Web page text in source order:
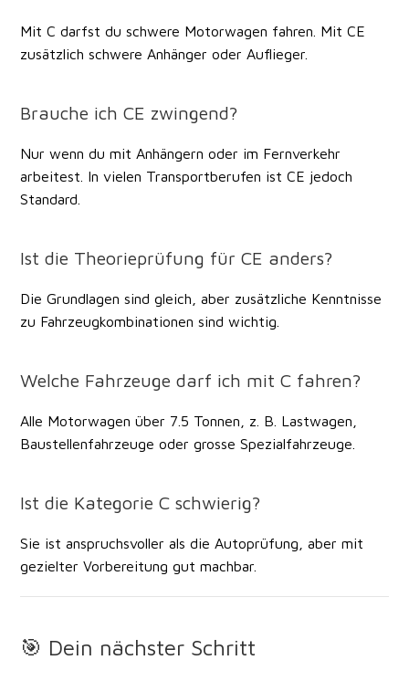
Mit C darfst du schwere Motorwagen fahren. Mit CE
zusätzlich schwere Anhänger oder Auflieger.
Brauche ich CE zwingend?
Nur wenn du mit Anhängern oder im Fernverkehr
arbeitest. In vielen Transportberufen ist CE jedoch
Standard.
Ist die Theorieprüfung für CE anders?
Die Grundlagen sind gleich, aber zusätzliche Kenntnisse
zu Fahrzeugkombinationen sind wichtig.
Welche Fahrzeuge darf ich mit C fahren?
Alle Motorwagen über 7.5 Tonnen, z. B. Lastwagen,
Baustellenfahrzeuge oder grosse Spezialfahrzeuge.
Ist die Kategorie C schwierig?
Sie ist anspruchsvoller als die Autoprüfung, aber mit
gezielter Vorbereitung gut machbar.
🎯 Dein nächster Schritt